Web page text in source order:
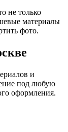
не только
материалы
фото.
и
под любую
оформления.